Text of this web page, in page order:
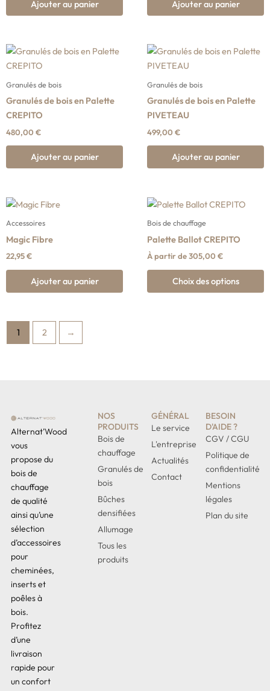
Ajouter au panier Ajouter au panier
Granulés de bois
Granulés de bois en Palette
CREPITO
480,00 €
Ajouter au panier
Granulés de bois
Granulés de bois en Palette
PIVETEAU
499,00 €
Ajouter au panier
Accessoires
Magic Fibre
22,95€
Ajouter au panier
Bois de chauffage
Palette Ballot CREPITO
À partir de305,00 €
Choix des options
1 2 →
Alternat’Wood
vous
propose du
bois de
chauffage
de qualité
ainsi qu’une
sélection
d’accessoires
pour
cheminées,
inserts et
poêles à
bois.
Profitez
d’une
livraison
rapide pour
un confort
NOS
PRODUITS
Bois de
chauffage
Granulés de
bois
Bûches
densifiées
Allumage
Tous les
produits
GÉNÉRAL
Le service
L'entreprise
Actualités
Contact
BESOIN
D'AIDE ?
CGV / CGU
Politique de
confidentialité
Mentions
légales
Plan du site